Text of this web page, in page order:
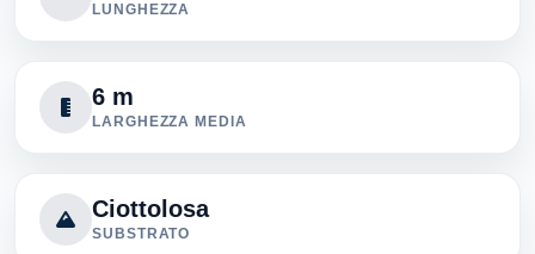
LUNGHEZZA
6 m
LARGHEZZA MEDIA
Ciottolosa
SUBSTRATO